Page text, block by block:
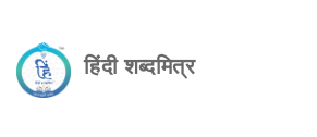
हिंदी शब्दमित्र